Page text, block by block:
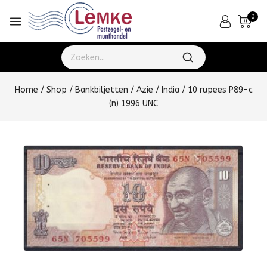
0
Home / Shop / Bankbiljetten / Azie / India / 10 rupees P89-c
(n) 1996 UNC